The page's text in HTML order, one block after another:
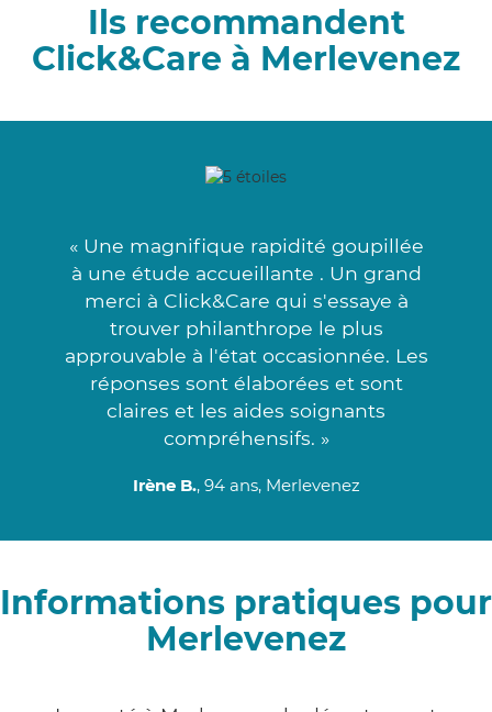
Ils recommandent
Click&Care à Merlevenez
« Une magnifique rapidité goupillée
à une étude accueillante . Un grand
merci à Click&Care qui s'essaye à
trouver philanthrope le plus
approuvable à l'état occasionnée. Les
réponses sont élaborées et sont
claires et les aides soignants
compréhensifs. »
Irène B., 94 ans, Merlevenez
Informations pratiques pour
Merlevenez